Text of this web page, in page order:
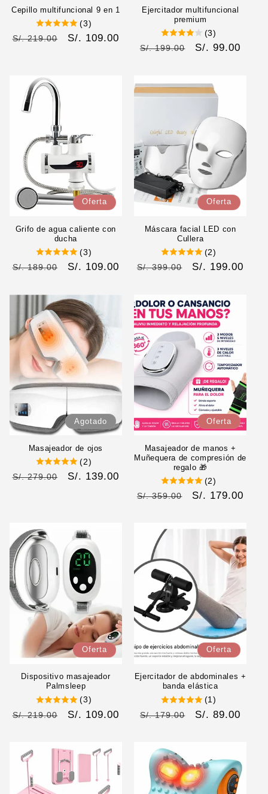
Cepillo multifuncional 9 en 1
(3)
Precio
S/. 219.00
Precio
S/. 109.00
Ejercitador multifuncional
premium
(3)
Precio
S/. 199.00
Precio
S/. 99.00
Oferta
Grifo de agua caliente con
ducha
(3)
Precio
S/. 189.00
Precio
oferta
S/. 109.00
Oferta
Máscara facial LED con
Cullera
(2)
Precio
S/. 399.00
Precio
S/. 199.00
Agotado
Masajeador de ojos
(2)
Precio
S/. 279.00
Precio
S/. 139.00
Oferta
Masajeador de manos +
Muñequera de compresión de
regalo 🎁
(2)
Precio
S/. 359.00
Precio
S/. 179.00
Oferta
Dispositivo masajeador
Palmsleep
(3)
Precio
S/. 219.00
Precio
S/. 109.00
Oferta
Ejercitador de abdominales +
banda elástica
(1)
Precio
S/. 179.00
Precio
S/. 89.00